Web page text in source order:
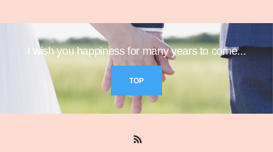
I wish you happiness for many years to come...
TOP